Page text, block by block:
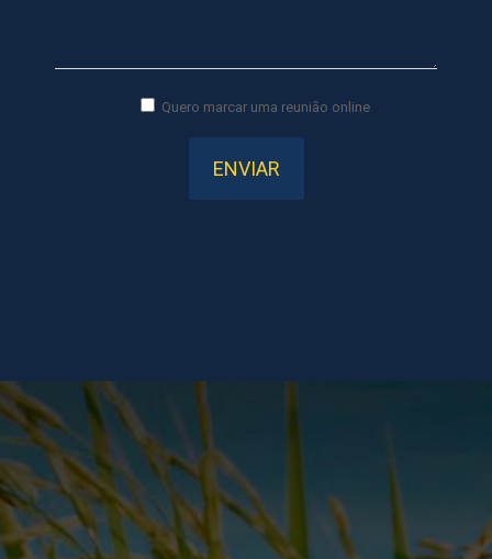
Quero marcar uma reunião online